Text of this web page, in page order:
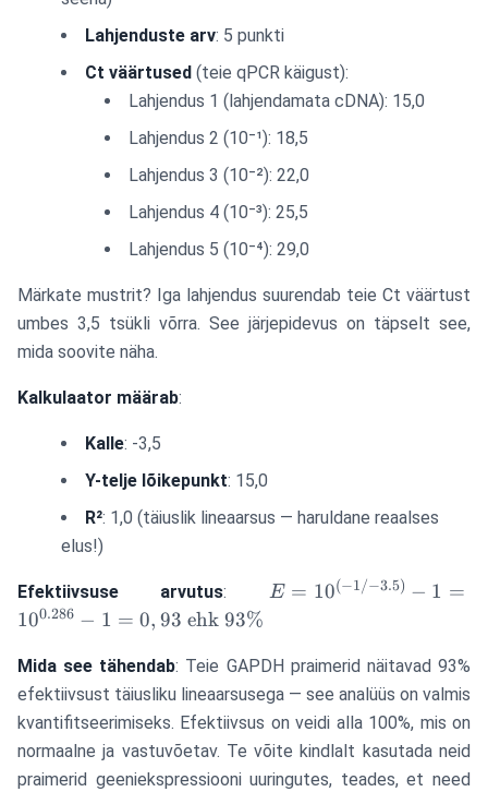
Lahjenduste arv: 5 punkti
Ct väärtused (teie qPCR käigust):
Lahjendus 1 (lahjendamata cDNA): 15,0
Lahjendus 2 (10⁻¹): 18,5
Lahjendus 3 (10⁻²): 22,0
Lahjendus 4 (10⁻³): 25,5
Lahjendus 5 (10⁻⁴): 29,0
Märkate mustrit? Iga lahjendus suurendab teie Ct väärtust
umbes 3,5 tsükli võrra. See järjepidevus on täpselt see,
mida soovite näha.
Kalkulaator määrab:
Kalle: -3,5
Y-telje lõikepunkt: 15,0
R²: 1,0 (täiuslik lineaarsus — haruldane reaalses
elus!)
Efektiivsuse arvutus:
E =
10^{0.286} - 1
= 0,93 \text{
ehk } 93\%
E = 10(−1/−3.5) − 1 =
100.286 − 1 = 0, 93 ehk 93%
Mida see tähendab: Teie GAPDH praimerid näitavad 93%
efektiivsust täiusliku lineaarsusega — see analüüs on valmis
kvantifitseerimiseks. Efektiivsus on veidi alla 100%, mis on
normaalne ja vastuvõetav. Te võite kindlalt kasutada neid
praimerid geeniekspressiooni uuringutes, teades, et need